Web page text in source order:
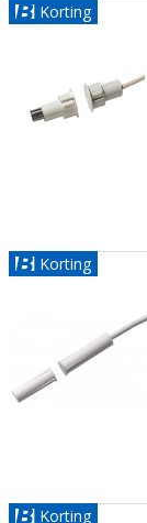
Korting
Korting
Korting